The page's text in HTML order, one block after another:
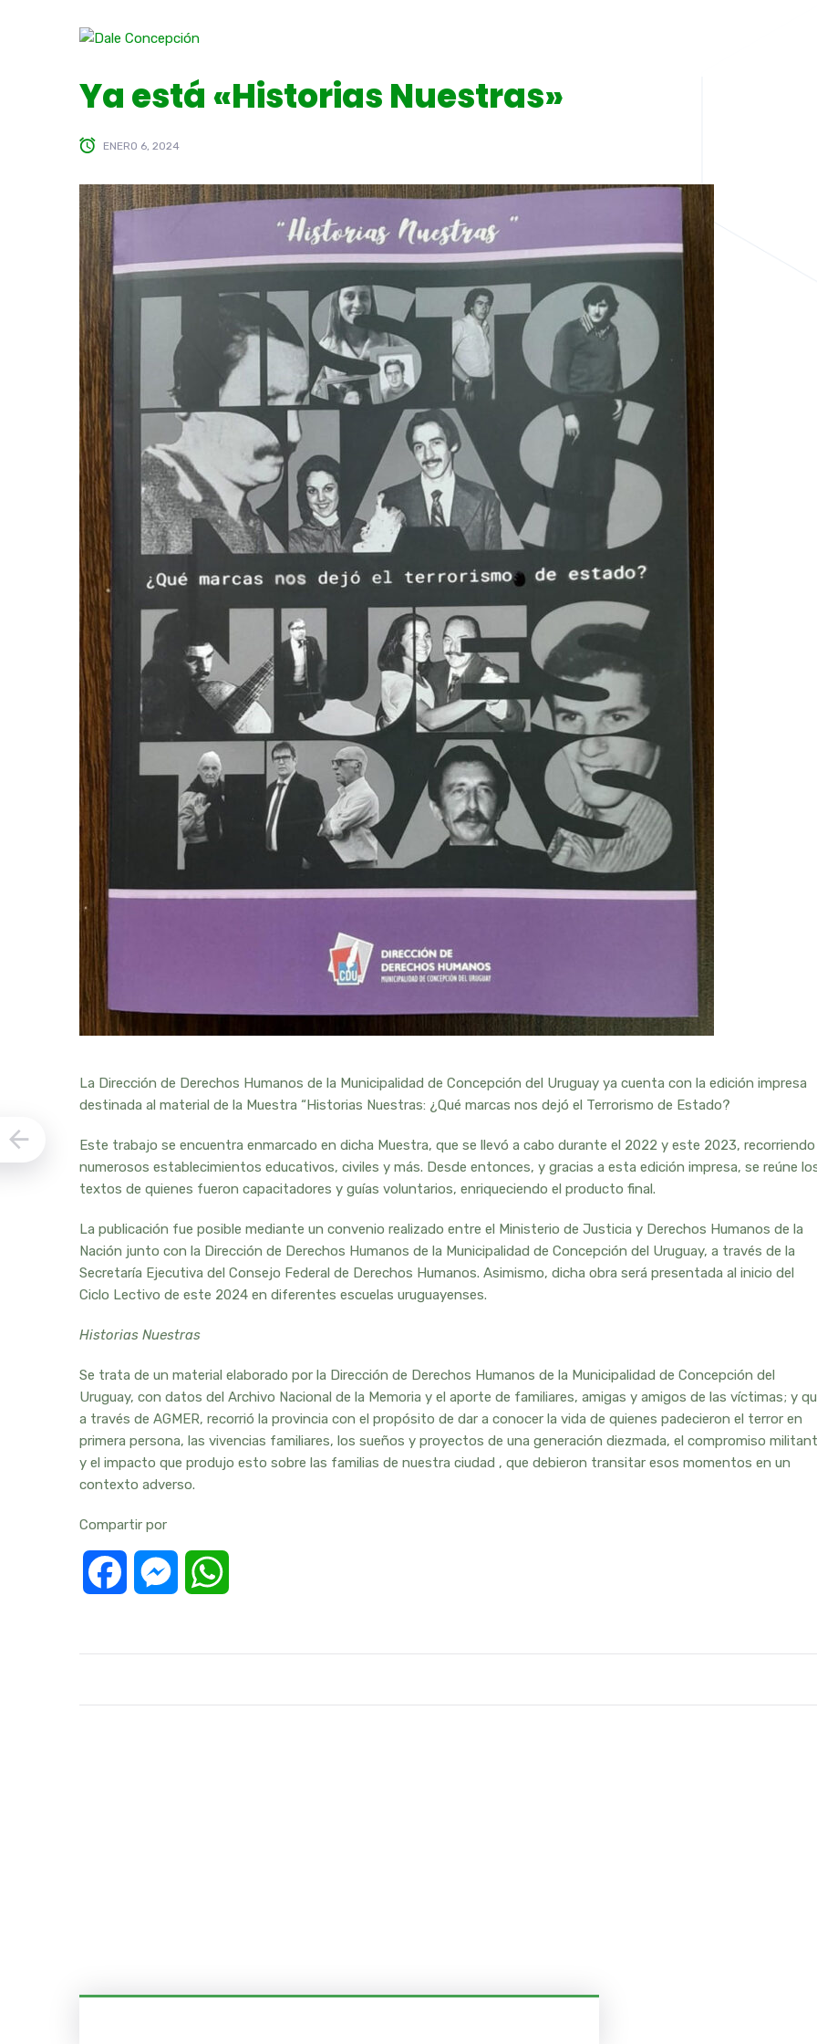
Ya está «Historias Nuestras»
ENERO 6, 2024
La Dirección de Derechos Humanos de la Municipalidad de Concepción del Uruguay ya cuenta con la edición impresa
destinada al material de la Muestra “Historias Nuestras: ¿Qué marcas nos dejó el Terrorismo de Estado?
Este trabajo se encuentra enmarcado en dicha Muestra, que se llevó a cabo durante el 2022 y este 2023, recorriendo
numerosos establecimientos educativos, civiles y más. Desde entonces, y gracias a esta edición impresa, se reúne
textos de quienes fueron capacitadores y guías voluntarios, enriqueciendo el producto final.
La publicación fue posible mediante un convenio realizado entre el Ministerio de Justicia y Derechos Humanos de la
Nación junto con la Dirección de Derechos Humanos de la Municipalidad de Concepción del Uruguay, a través de la
Secretaría Ejecutiva del Consejo Federal de Derechos Humanos. Asimismo, dicha obra será presentada al inicio del
Ciclo Lectivo de este 2024 en diferentes escuelas uruguayenses.
Historias Nuestras
Se trata de un material elaborado por la Dirección de Derechos Humanos de la Municipalidad de Concepción del
Uruguay, con datos del Archivo Nacional de la Memoria y el aporte de familiares, amigas y amigos de las víctimas; y
a través de AGMER, recorrió la provincia con el propósito de dar a conocer la vida de quienes padecieron el terror en
primera persona, las vivencias familiares, los sueños y proyectos de una generación diezmada, el compromiso
y el impacto que produjo esto sobre las familias de nuestra ciudad , que debieron transitar esos momentos en un
contexto adverso.
Compartir por
Facebook Messenger